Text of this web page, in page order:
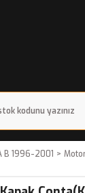
B 1996-2001